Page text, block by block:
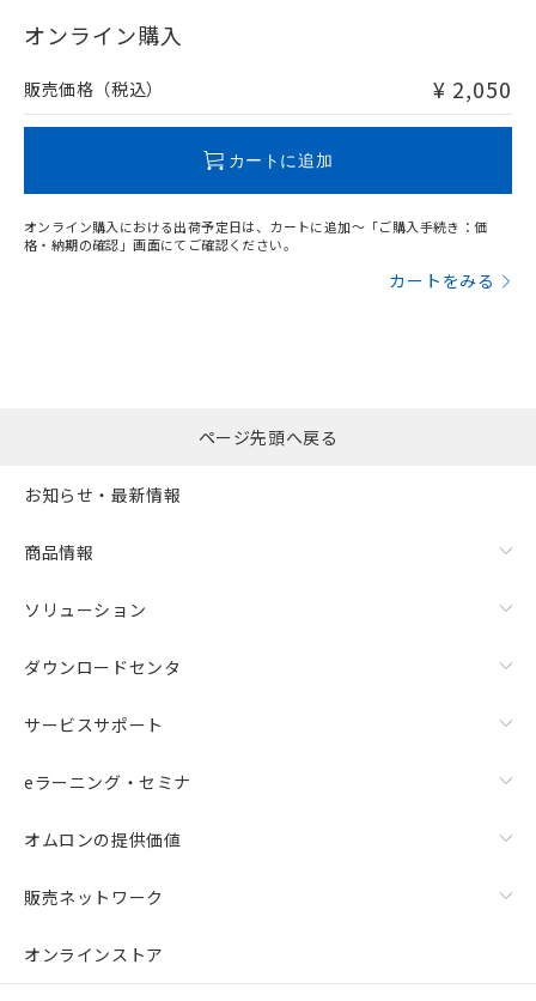
在庫等で未対応品が混在する可能性があります。
問い合わせください。
オンライン購入
販売価格（税込） ¥ 2,050
カートに追加
オンライン購入における出荷予定日は、カートに追加～「ご購入手続き：価
格・納期の確認」画面にてご確認ください。
カートをみる
ページ先頭へ戻る
お知らせ・最新情報
商品情報
ソリューション
ダウンロードセンタ
サービスサポート
eラーニング・セミナ
オムロンの提供価値
販売ネットワーク
オンラインストア